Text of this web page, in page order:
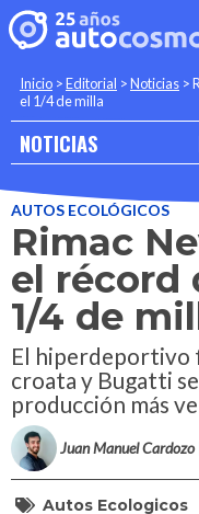
Inicio >Editorial >Noticias >
el 1/4 de milla
NOTICIAS
AUTOS ECOLÓGICOS
Rimac
el récord
1/4 de
El hiperdeportivo
croata y Bugatti
producción más
Juan Manuel Cardozo
Autos Ecologicos